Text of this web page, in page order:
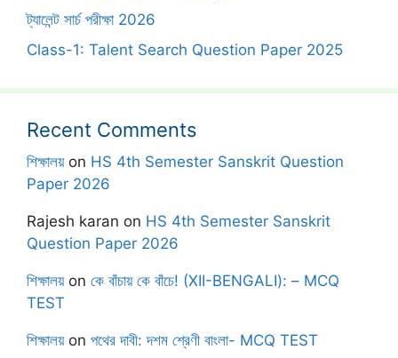
ট্যালেন্ট সার্চ পরীক্ষা 2026
Class-1: Talent Search Question Paper 2025
Recent Comments
শিক্ষালয়on HS 4th Semester Sanskrit Question
Paper 2026
Rajesh karan on HS 4th Semester Sanskrit
Question Paper 2026
শিক্ষালয়on কে বাঁচায় কে বাঁচে! (XII-BENGALI): – MCQ
TEST
শিক্ষালয়on পথের দাবী: দশম শ্রেণী বাংলা- MCQ TEST